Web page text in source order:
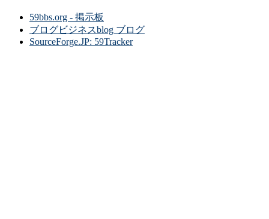
59bbs.org - 掲示板
ブログビジネスblog ブログ
SourceForge.JP: 59Tracker